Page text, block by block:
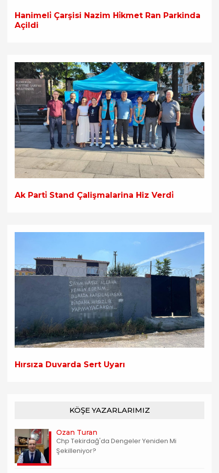
Hanimeli̇ Çarşisi Nazim Hi̇kmet Ran Parkinda
Açildi
Ak Parti̇ Stand Çalişmalarina Hiz Verdi̇
Hırsıza Duvarda Sert Uyarı
KÖŞE YAZARLARIMIZ
Ozan Turan
Chp Tekirdağ'da Dengeler Yeniden Mi
Şekilleniyor?